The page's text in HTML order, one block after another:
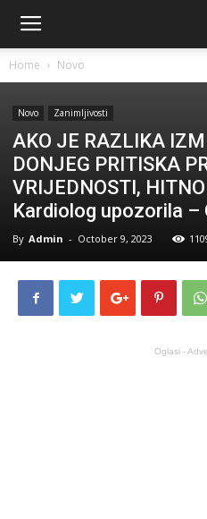
Home Novo
Novo Zanimljivosti
AKO JE RAZLIKA
DONJEG PRITISKA
VRIJEDNOSTI,
Kardiolog upozorila –
By Admin - October 9, 2023
Oglasi -